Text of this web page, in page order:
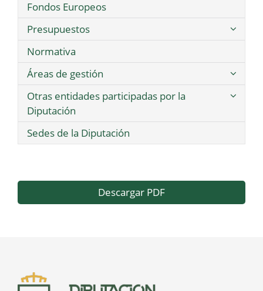
Fondos Europeos
Presupuestos
Normativa
Áreas de gestión
Otras entidades participadas por la
Diputación
Sedes de la Diputación
Descargar PDF